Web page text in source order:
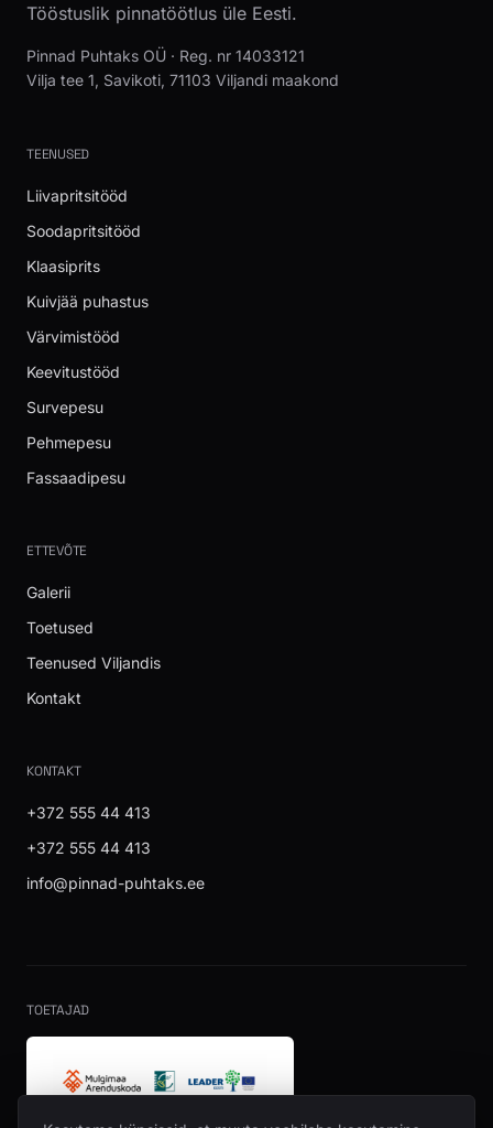
Tööstuslik pinnatöötlus üle Eesti.
Pinnad Puhtaks OÜ · Reg. nr 14033121
Vilja tee 1, Savikoti, 71103 Viljandi maakond
TEENUSED
Liivapritsitööd
Soodapritsitööd
Klaasiprits
Kuivjää puhastus
Värvimistööd
Keevitustööd
Survepesu
Pehmepesu
Fassaadipesu
ETTEVÕTE
Galerii
Toetused
Teenused Viljandis
Kontakt
KONTAKT
+372 555 44 413
+372 555 44 413
info@pinnad-puhtaks.ee
TOETAJAD